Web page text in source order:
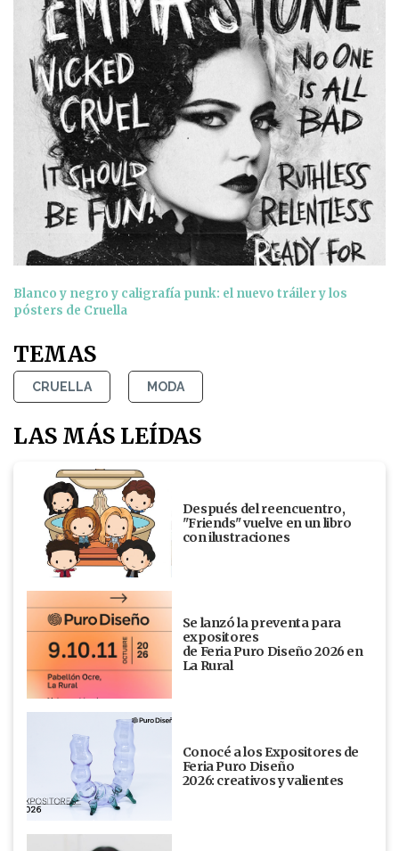
Blanco y negro y caligrafía punk: el nuevo tráiler y los
pósters de Cruella
TEMAS
CRUELLA MODA
LAS MÁS LEÍDAS
Después del reencuentro,
"Friends" vuelve en un libro
con ilustraciones
Se lanzó la preventa para
expositores
de Feria Puro Diseño 2026 en
La Rural
Conocé a los Expositores de
Feria Puro Diseño
2026: creativos y valientes